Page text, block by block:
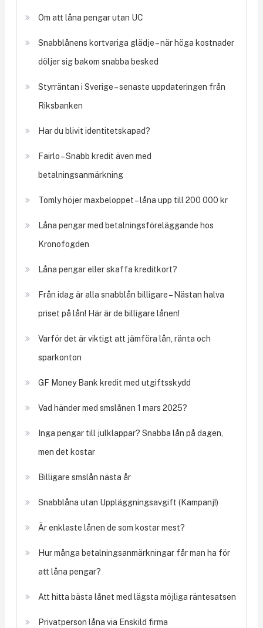
Om att låna pengar utan UC
Snabblånens kortvariga glädje – när höga kostnader
döljer sig bakom snabba besked
Styrräntan i Sverige – senaste uppdateringen från
Riksbanken
Har du blivit identitetskapad?
Fairlo – Snabb kredit även med
betalningsanmärkning
Tomly höjer maxbeloppet – låna upp till 200 000 kr
Låna pengar med betalningsföreläggande hos
Kronofogden
Låna pengar eller skaffa kreditkort?
Från idag är alla snabblån billigare – Nästan halva
priset på lån! Här är de billigare lånen!
Varför det är viktigt att jämföra lån, ränta och
sparkonton
GF Money Bank kredit med utgiftsskydd
Vad händer med smslånen 1 mars 2025?
Inga pengar till julklappar? Snabba lån på dagen,
men det kostar
Billigare smslån nästa år
Snabblåna utan Uppläggningsavgift (Kampanj!)
Är enklaste lånen de som kostar mest?
Hur många betalningsanmärkningar får man ha för
att låna pengar?
Att hitta bästa lånet med lägsta möjliga räntesatsen
Privatperson låna via Enskild firma